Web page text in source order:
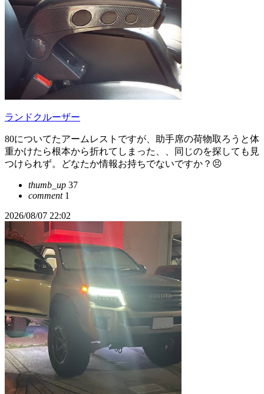
ランドクルーザー
80についてたアームレストですが、助手席の荷物取ろうと体
重かけたら根本から折れてしまった、、同じのを探しても見
つけられず。どなたか情報お持ちでないですか？😣
thumb_up 37
comment1
2026/08/07 22:02